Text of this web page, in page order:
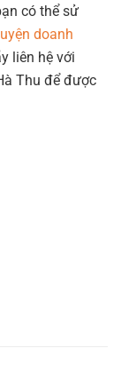
có thể sử
doanh
liên hệ với
Thu để được